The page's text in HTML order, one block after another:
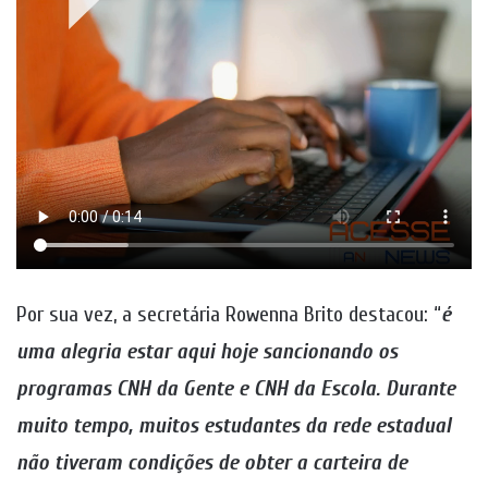
Por sua vez, a secretária Rowenna Brito destacou: “é
uma alegria estar aqui hoje sancionando os
programas CNH da Gente e CNH da Escola. Durante
muito tempo, muitos estudantes da rede estadual
não tiveram condições de obter a carteira de